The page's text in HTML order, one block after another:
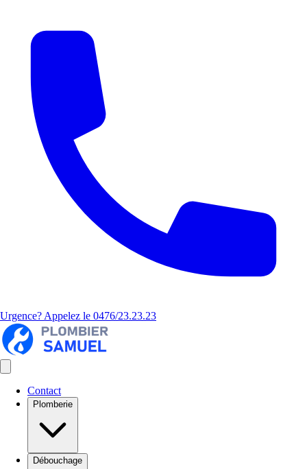
Urgence? Appelez le 0476/23.23.23
Contact
Plomberie
Débouchage